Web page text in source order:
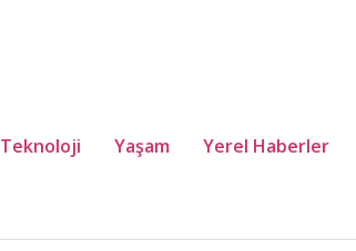
Teknoloji Yaşam Yerel Haberler